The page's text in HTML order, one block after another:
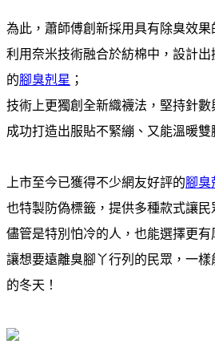
為此，蕭師傅創新採用具有除臭效果
利用奈米技術融合於紡棉中，設計
的腳臭剋星 ；
技術上更獨創全新織襪法，堅持針數
成功打造出服貼不緊繃、又能溫暖雙
上市至今已獲得不少網友好評的腳臭
也特製防偽標籤，提供多種款式讓民
儘管是特別怕冷的人，也能選擇更有
讓想要遠離臭腳丫行列的民眾，一樣
的冬天！